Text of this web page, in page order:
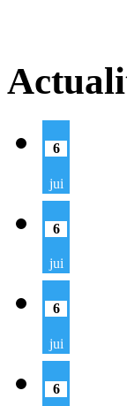
6
jui
6
jui
6
jui
6